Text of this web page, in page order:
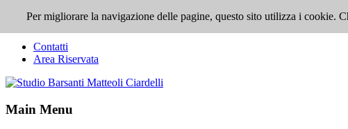
Top Menu
Contatti
Area Riservata
Main Menu
Per migliorare la navigazione delle pagine, questo sito utilizza i cookie.